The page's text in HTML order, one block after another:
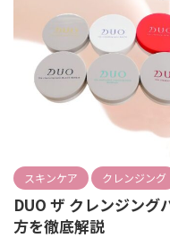
スキンケア クレンジング
DUO ザ クレンジング
方を徹底解説